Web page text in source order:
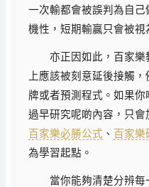
一次輸都會被誤判為自
機性，短期輸贏只會被視
亦正因如此，百家
上應該被刻意延後接觸
牌或者預測程式。如果
過早研究呢啲內容，只
百家樂必勝公式 、 百家樂
為學習起點。
當你能夠清楚分辨